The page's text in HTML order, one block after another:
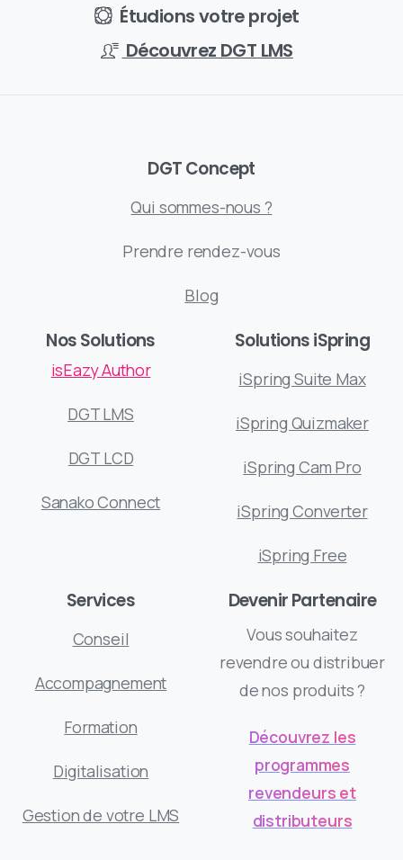
Étudions votre projet
Découvrez DGT LMS
DGT Concept
Qui sommes-nous ?
Prendre rendez-vous
Blog
Nos Solutions
isEazy Author
DGT LMS
DGT LCD
Sanako Connect
Solutions iSpring
iSpring Suite Max
iSpring Quizmaker
iSpring Cam Pro
iSpring Converter
iSpring Free
Services
Conseil
Accompagnement
Formation
Digitalisation
Gestion de votre LMS
Devenir Partenaire
Vous souhaitez
revendre ou distribuer
de nos produits ?
Découvrez les
programmes
revendeurs et
distributeurs